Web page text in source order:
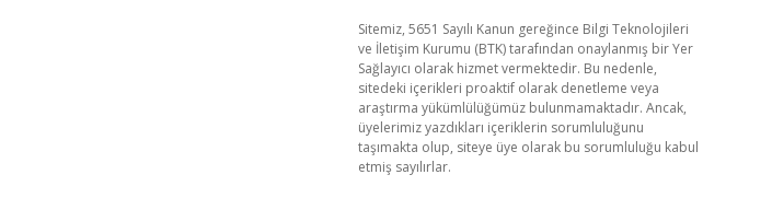
Sitemiz, 5651 Sayılı Kanun gereğince Bilgi Teknolojileri
ve İletişim Kurumu (BTK) tarafından onaylanmış bir Yer
Sağlayıcı olarak hizmet vermektedir. Bu nedenle,
sitedeki içerikleri proaktif olarak denetleme veya
araştırma yükümlülüğümüz bulunmamaktadır. Ancak,
üyelerimiz yazdıkları içeriklerin sorumluluğunu
taşımakta olup, siteye üye olarak bu sorumluluğu kabul
etmiş sayılırlar.